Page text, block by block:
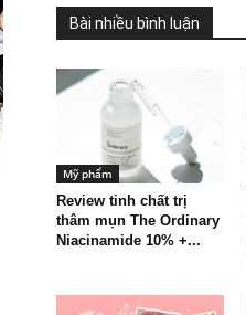
Bài nhiều bình luận
Mỹ phẩm
Review tinh chất trị
thâm mụn The Ordinary
Niacinamide 10% +...